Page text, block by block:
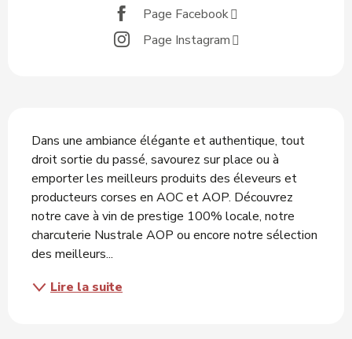
Page Facebook
Page Instagram
Dans une ambiance élégante et authentique, tout
droit sortie du passé, savourez sur place ou à
emporter les meilleurs produits des éleveurs et
producteurs corses en AOC et AOP. Découvrez
notre cave à vin de prestige 100% locale, notre
charcuterie Nustrale AOP ou encore notre sélection
des meilleurs...
Lire la suite